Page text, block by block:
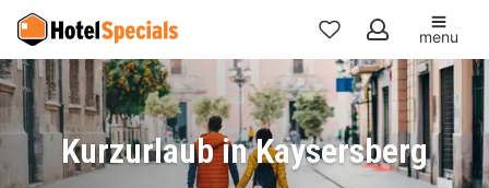
Meine
Favoriten
menu
Kurzurlaub in Kaysersberg